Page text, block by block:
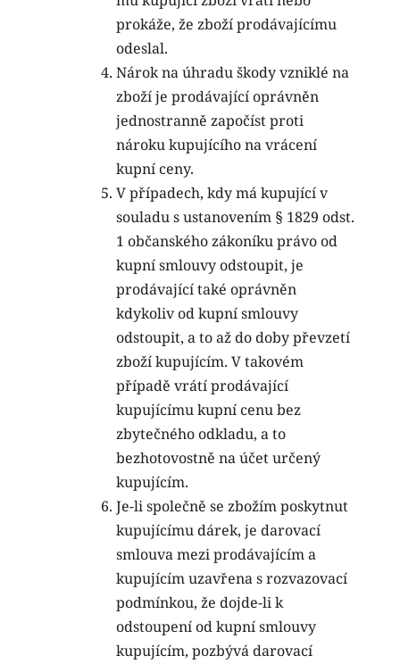
prokáže, že zboží prodávajícímu
odeslal.
Nárok na úhradu škody vzniklé na
zboží je prodávající oprávněn
jednostranně započíst proti
nároku kupujícího na vrácení
kupní ceny.
V případech, kdy má kupující v
souladu s ustanovením § 1829 odst.
1 občanského zákoníku právo od
kupní smlouvy odstoupit, je
prodávající také oprávněn
kdykoliv od kupní smlouvy
odstoupit, a to až do doby převzetí
zboží kupujícím. V takovém
případě vrátí prodávající
kupujícímu kupní cenu bez
zbytečného odkladu, a to
bezhotovostně na účet určený
kupujícím.
Je-li společně se zbožím poskytnut
kupujícímu dárek, je darovací
smlouva mezi prodávajícím a
kupujícím uzavřena s rozvazovací
podmínkou, že dojde-li k
odstoupení od kupní smlouvy
kupujícím, pozbývá darovací